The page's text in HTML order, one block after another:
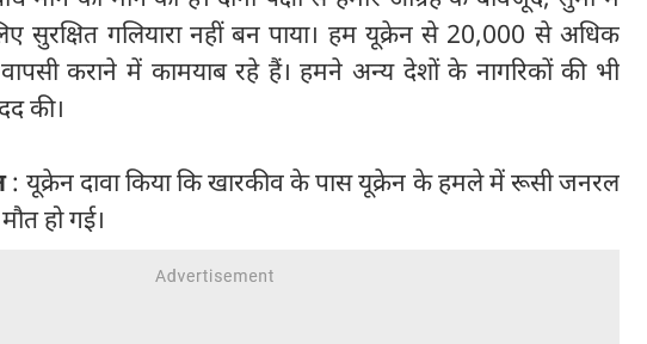
सुरक्षित गलियारा नहीं बन पाया। हम यूक्रेन से 20,000 से अधिक
वापसी कराने में कामयाब रहे हैं। हमने अन्य देशों के नागरिकों की भी
की।
: यूक्रेन दावा किया कि खारकीव के पास यूक्रेन के हमले में रूसी जनरल
हो गई।